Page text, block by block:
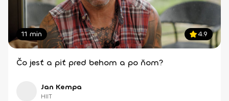
11 min 4.9
Čo jesť a piť pred behom a po ňom?
Jan Kempa
HIIT